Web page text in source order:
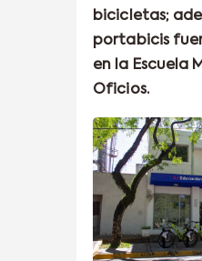
bicicletas;
portabicis
en la Escuela
Oficios.